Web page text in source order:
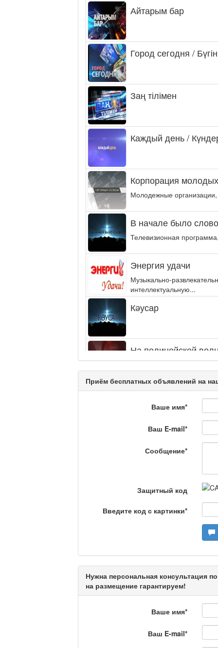
Айтарым бар
Город сегодня /
Заң тілімен
Каждый день /
Корпорация
Молодежные
В начале было
Телевизионная
Энергия удачи
Музыкально-
интеллектуальную...
Кәусар
На полицейской
Еженедельный обзор
специалистов.
Люди в кадре
Камертон
Актуальный
Кто поможет
Что скажет доктор?
Приём бесплатных объявлений на
Ваше имя*
Ваш E-mail*
Сообщение*
Защитный код
Введите код с картинки*
Нужна персональная консультация
на размещение гарантируем!
Ваше имя*
Ваш E-mail*